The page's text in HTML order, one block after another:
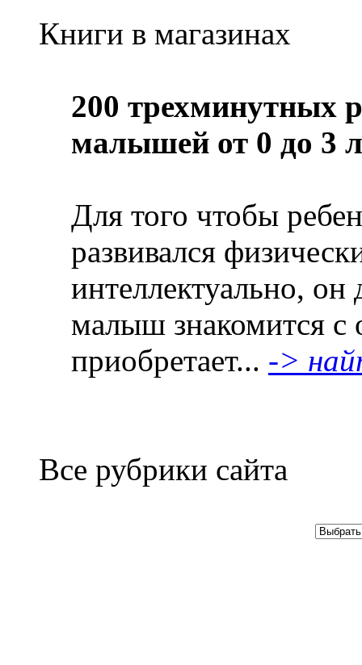
Книги в магазинах
200 трехминутных
малышей от 0 до 3
Для того чтобы
развивался
интеллектуально,
малыш знакомится
приобретает... ->
Все рубрики сайта